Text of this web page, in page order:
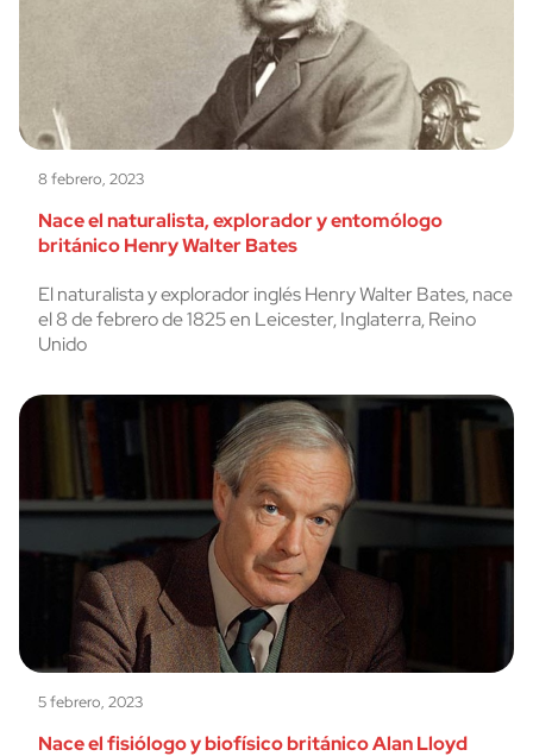
8 febrero, 2023
Nace el naturalista, explorador y entomólogo
británico Henry Walter Bates
El naturalista y explorador inglés Henry Walter Bates, nace
el 8 de febrero de 1825 en Leicester, Inglaterra, Reino
Unido
5 febrero, 2023
Nace el fisiólogo y biofísico británico Alan Lloyd